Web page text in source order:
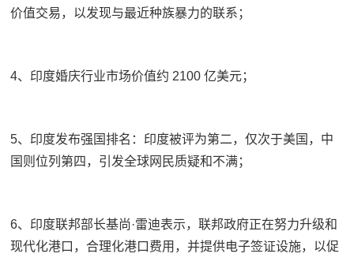
价值交易，以发现与最近种族暴力的联系；
4、印度婚庆行业市场价值约 2100 亿美元；
5、印度发布强国排名：印度被评为第二，仅次于美国，中
国则位列第四，引发全球网民质疑和不满；
6、印度联邦部长基尚·雷迪表示，联邦政府正在努力升级和
现代化港口，合理化港口费用，并提供电子签证设施，以促